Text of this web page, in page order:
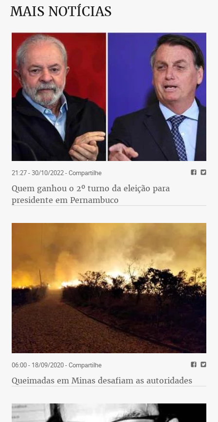
MAIS NOTÍCIAS
21:27 - 30/10/2022- Compartilhe
Quem ganhou o 2º turno da eleição para
presidente em Pernambuco
06:00 - 18/09/2020- Compartilhe
Queimadas em Minas desafiam as autoridades